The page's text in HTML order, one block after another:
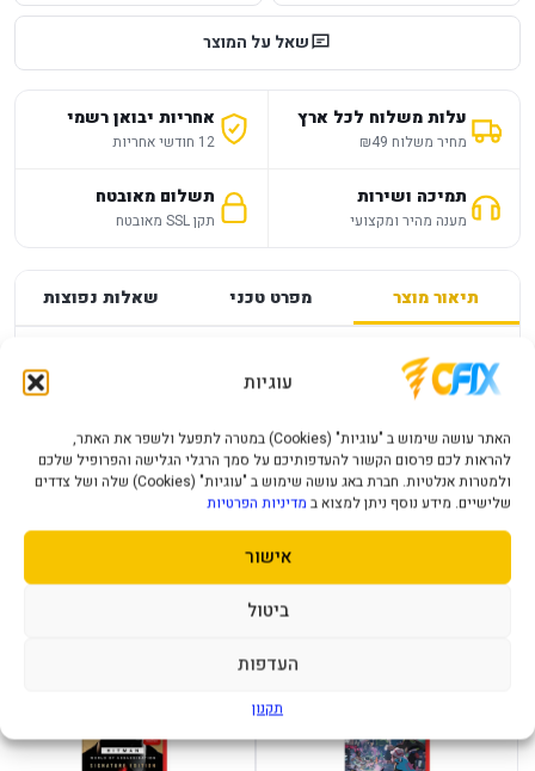
עוגיות
האתר עושה שימוש ב "עוגיות" (Cookies) במטרה לתפעל ולשפר את האתר,
להראות לכם פרסום הקשור להעדפותיכם על סמך הרגלי הגלישה והפרופיל שלכם
ולמטרות אנלטיות. חברת באג עושה שימוש ב "עוגיות" (Cookies) שלה ושל צדדים
שלישיים. מידע נוסף ניתן למצוא ב מדיניות הפרטיות
אישור
ביטול
העדפות
תקנון
שאל על המוצר
עלות משלוח לכל ארץ
מחיר משלוח ₪49
אחריות יבואן רשמי
12 חודשי אחריות
תמיכה ושירות
מענה מהיר ומקצועי
תשלום מאובטח
תקן SSL מאובטח
תיאור מוצר מפרט טכני שאלות נפוצות
מפרט —
NINTENDO SWITCH MARIO TENNIS ACES
פרטי המוצר יעודכנו בקרוב.
מוצרים נוספים שעשויים לעניין אותך